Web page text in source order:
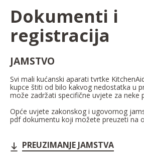
Dokumenti i
registracija
JAMSTVO
Svi mali kućanski aparati tvrtke
kupce štiti od bilo kakvog nedostatka u
može zadržati specifične uvjete za neke
Opće uvjete zakonskog i ugovornog
pdf dokumentu koji možete preuzeti na
PREUZIMANJE JAMSTVA